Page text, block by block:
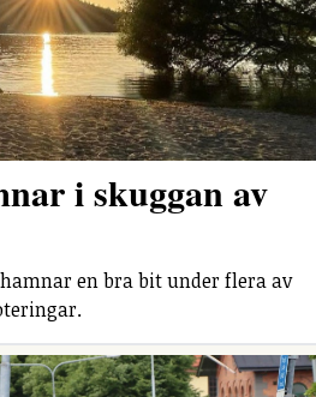
i skuggan av
en bra bit under flera av